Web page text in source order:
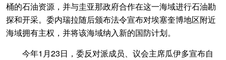
桶的石油资源，并与圭亚那政府合作在这一海域进行石油勘
探和开采。委内瑞拉随后颁布法令宣布对埃塞奎博地区附近
海域拥有主权，并将该海域纳入新的国防计划。
今年1月23日，委反对派成员、议会主席瓜伊多宣布自